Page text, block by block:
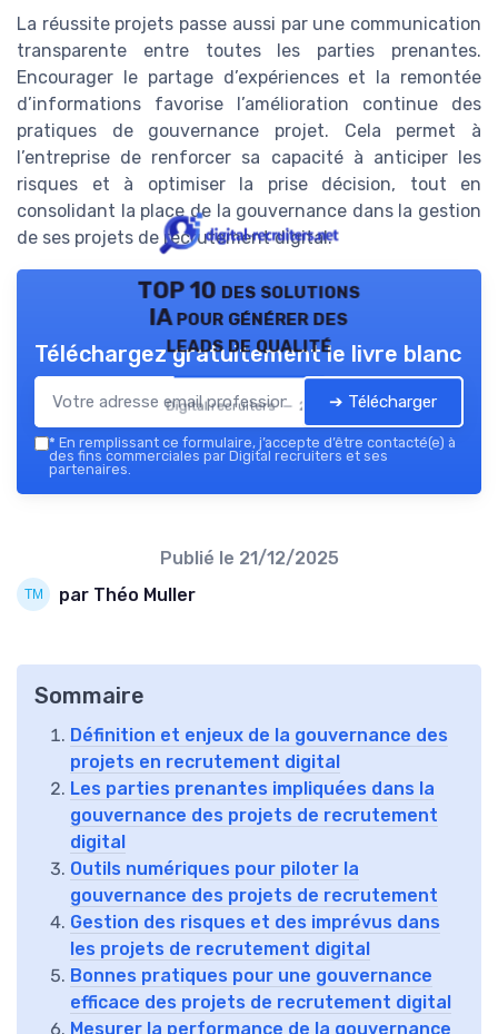
La réussite projets passe aussi par une communication
transparente entre toutes les parties prenantes.
Encourager le partage d’expériences et la remontée
d’informations favorise l’amélioration continue des
pratiques de gouvernance projet. Cela permet à
l’entreprise de renforcer sa capacité à anticiper les
risques et à optimiser la prise décision, tout en
consolidant la place de la gouvernance dans la gestion
de ses projets de recrutement digital.
TOP 10 des solutions
IA pour générer des
leads de qualité
Digital recruiters — 2026
Téléchargez gratuitement le livre blanc
➔ Télécharger
* En remplissant ce formulaire, j’accepte d’être contacté(e) à
des fins commerciales par Digital recruiters et ses
partenaires.
Publié le 21/12/2025
par Théo Muller
Sommaire
Définition et enjeux de la gouvernance des
projets en recrutement digital
Les parties prenantes impliquées dans la
gouvernance des projets de recrutement
digital
Outils numériques pour piloter la
gouvernance des projets de recrutement
Gestion des risques et des imprévus dans
les projets de recrutement digital
Bonnes pratiques pour une gouvernance
efficace des projets de recrutement digital
Mesurer la performance de la gouvernance